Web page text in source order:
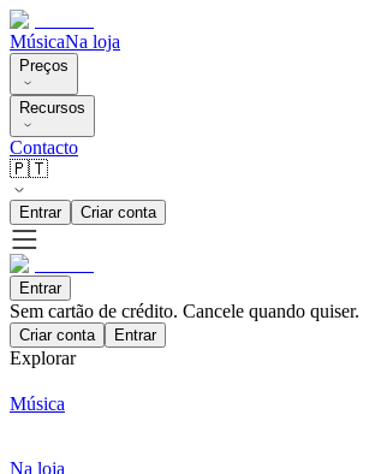
MúsicaNa loja
Preços
Recursos
Contacto
🇵🇹
Entrar Criar conta
Entrar
Sem cartão de crédito. Cancele quando quiser.
Criar conta Entrar
Explorar
Música
Na loja